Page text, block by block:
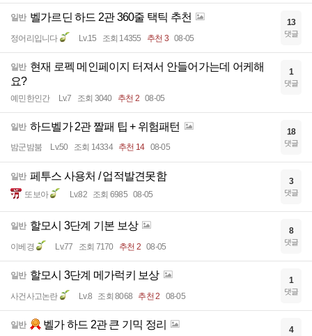
일반 벨가르딘 하드 2관 360줄 택틱 추천
정어리입니다 Lv.15 조회 14355 추천 3 08-05
13
댓글
일반 현재 로펙 메인페이지 터져서 안들어가는데 어케해
요?
예민한인간 Lv.7 조회 3040 추천 2 08-05
1
댓글
일반 하드벨가 2관 짤패 팁 + 위험패턴
밤군밤붐 Lv.50 조회 14334 추천 14 08-05
18
댓글
일반 페투스 사용처 / 업적발견못함
또보아 Lv.82 조회 6985 08-05
3
댓글
일반 할모시 3단계 기본 보상
이베경 Lv.77 조회 7170 추천 2 08-05
8
댓글
일반 할모시 3단계 메가럭키 보상
사건사고논란 Lv.8 조회 8068 추천 2 08-05
1
댓글
일반 벨가 하드 2관 큰 기믹 정리 4